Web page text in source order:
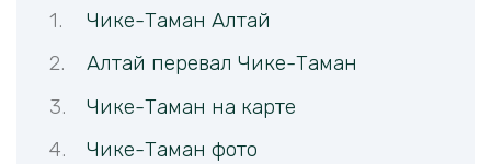
Чике-Таман Алтай
Алтай перевал Чике-Таман
Чике-Таман на карте
Чике-Таман фото